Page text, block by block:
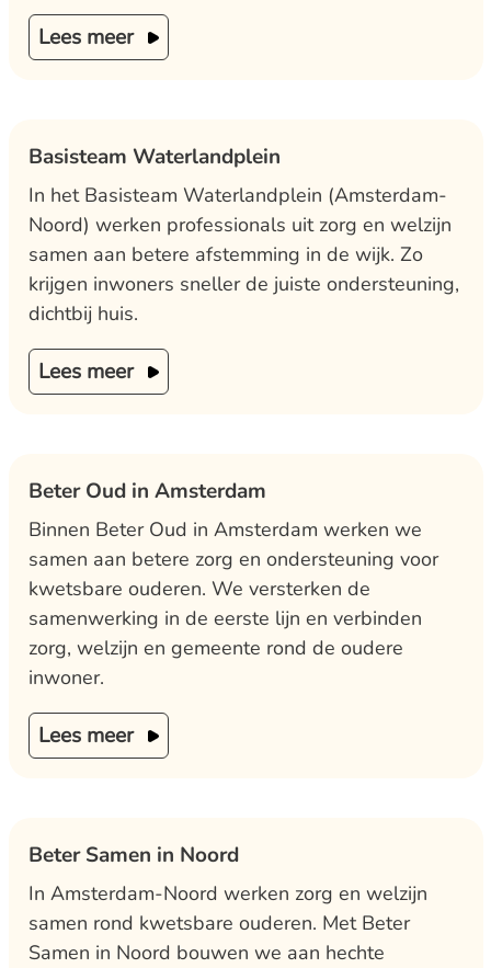
Lees meer
Basisteam Waterlandplein
In het Basisteam Waterlandplein (Amsterdam-
Noord) werken professionals uit zorg en welzijn
samen aan betere afstemming in de wijk. Zo
krijgen inwoners sneller de juiste ondersteuning,
dichtbij huis.
Lees meer
Beter Oud in Amsterdam
Binnen Beter Oud in Amsterdam werken we
samen aan betere zorg en ondersteuning voor
kwetsbare ouderen. We versterken de
samenwerking in de eerste lijn en verbinden
zorg, welzijn en gemeente rond de oudere
inwoner.
Lees meer
Beter Samen in Noord
In Amsterdam-Noord werken zorg en welzijn
samen rond kwetsbare ouderen. Met Beter
Samen in Noord bouwen we aan hechte